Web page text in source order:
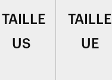
TAILLE
US
TAILLE
UE